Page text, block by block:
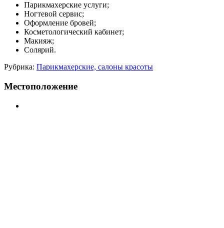
Парикмахерские услуги;
Ногтевой сервис;
Оформление бровей;
Косметологический кабинет;
Макияж;
Солярий.
Рубрика: Парикмахерские, салоны красоты
Местоположение